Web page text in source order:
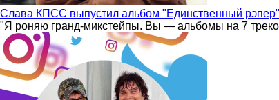
Слава КПСС выпустил альбом "Единственный рэпер"
"Я роняю гранд-микстейпы. Вы — альбомы на 7